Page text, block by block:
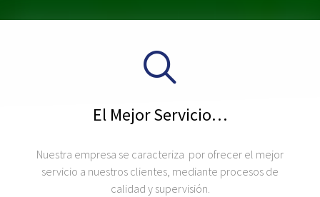
El Mejor Servicio…
Nuestra empresa se caracteriza por ofrecer el mejor
servicio a nuestros clientes, mediante procesos de
calidad y supervisión.